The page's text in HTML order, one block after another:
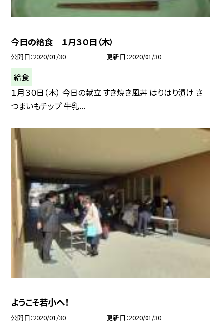
今日の給食 １月３０日（木）
公開日 2020/01/30 更新日 2020/01/30
給食
１月３０日（木） 今日の献立 すき焼き風丼 はりはり漬け さ
つまいもチップ 牛乳...
ようこそ若小へ！
公開日 2020/01/30 更新日 2020/01/30